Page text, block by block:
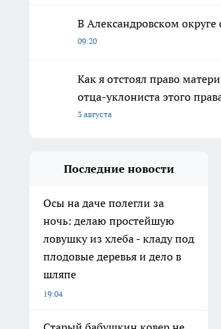
В Александровском
09:20
Как я отстоял право
отца-уклониста этого
3 августа
Последние новости
Осы на даче полегли за
ночь: делаю простейшую
ловушку из хлеба - кладу под
плодовые деревья и дело в
шляпе
19:04